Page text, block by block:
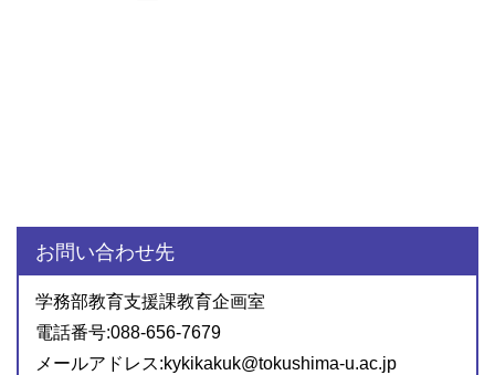
お問い合わせ先
学務部教育支援課教育企画室
電話番号:088-656-7679
メールアドレス:kykikakuk@tokushima-u.ac.jp